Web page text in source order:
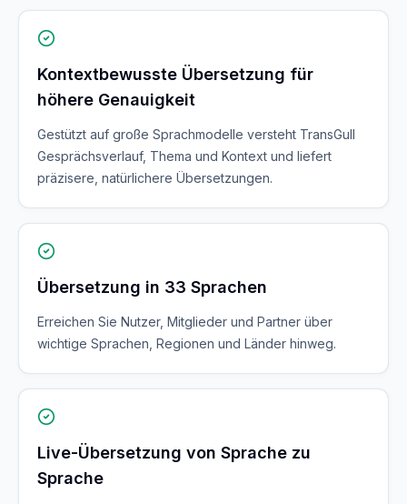
Kontextbewusste Übersetzung für
höhere Genauigkeit
Gestützt auf große Sprachmodelle versteht TransGull
Gesprächsverlauf, Thema und Kontext und liefert
präzisere, natürlichere Übersetzungen.
Übersetzung in 33 Sprachen
Erreichen Sie Nutzer, Mitglieder und Partner über
wichtige Sprachen, Regionen und Länder hinweg.
Live-Übersetzung von Sprache zu
Sprache